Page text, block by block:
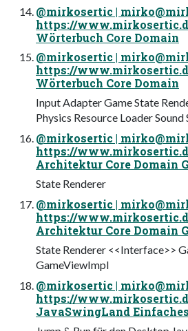
@mirkosertic |
https://
Wörterbuch Core Domain
@mirkosertic |
https://
Wörterbuch Core Domain
Input Adapter Game State
Physics Resource Loader Sound
@mirkosertic |
https://
Architektur Core Domain
State Renderer
@mirkosertic |
https://
Architektur Core Domain
State Renderer <<Interface>>
GameViewImpl
@mirkosertic |
https://
JavaSwingLand Einfaches